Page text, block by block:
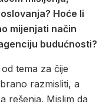
Hoće li
mijenjati način
budućnosti?
tema za čije
razmisliti, a
rešenja. Mislim da